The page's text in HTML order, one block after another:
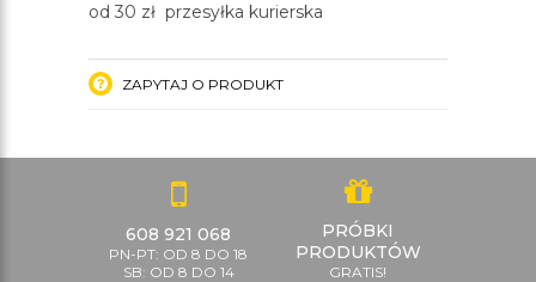
od 30 zł przesyłka kurierska
ZAPYTAJ O PRODUKT
608 921 068
PN-PT: OD 8 DO 18
SB: OD 8 DO 14
PRÓBKI
PRODUKTÓW
GRATIS!